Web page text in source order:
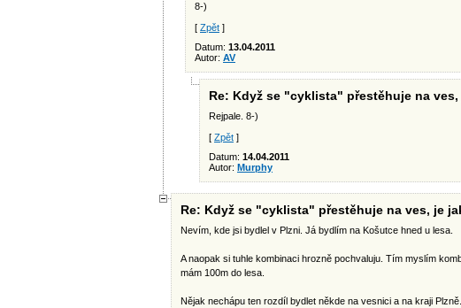
8-)
[ Zpět ]
Datum: 13.04.2011
Autor: AV
Re: Když se "cyklista" přestěhuje na
Rejpale. 8-)
[ Zpět ]
Datum: 14.04.2011
Autor: Murphy
Re: Když se "cyklista" přestěhuje na ves, je
Nevím, kde jsi bydlel v Plzni. Já bydlím na Košutce hned u lesa.
A naopak si tuhle kombinaci hrozně pochvaluju. Tím myslím
mám 100m do lesa.
Nějak nechápu ten rozdíl bydlet někde na vesnici a na kraji